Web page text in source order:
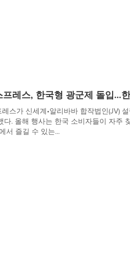
프레스, 한국형 광군제 돌입…
스가 신세계•알리바바 합작법인(JV)
다. 올해 행사는 한국 소비자들이 자주
서 즐길 수 있는...